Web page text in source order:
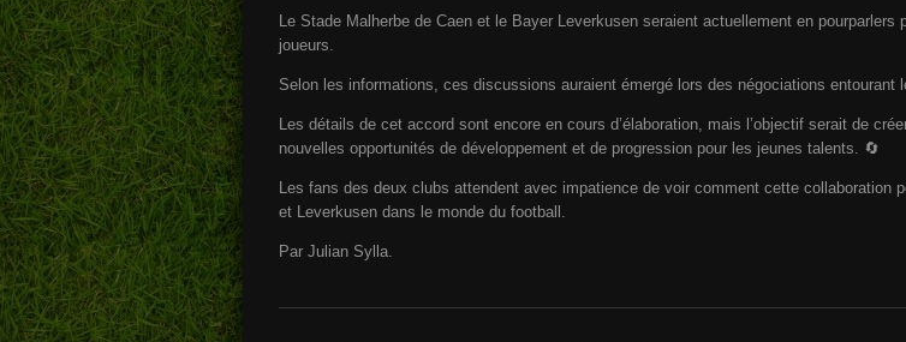
Le Stade Malherbe de Caen et le Bayer Leverkusen seraient actuellement en
joueurs.
Selon les informations, ces discussions auraient émergé lors des négociations entourant
Les détails de cet accord sont encore en cours d’élaboration, mais l’objectif serait de
nouvelles opportunités de développement et de progression pour les jeunes talents. 🔄
Les fans des deux clubs attendent avec impatience de voir comment cette collaboration
et Leverkusen dans le monde du football.
Par Julian Sylla.